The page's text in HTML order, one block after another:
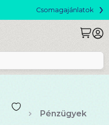
kedvezménnyel! ›
Pénzügyek